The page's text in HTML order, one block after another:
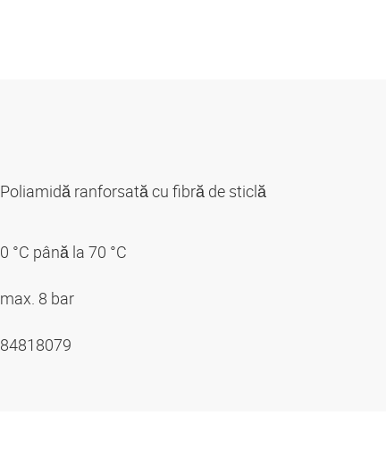
Poliamidă ranforsată cu fibră de sticlă
0 °C până la 70 °C
max. 8 bar
84818079